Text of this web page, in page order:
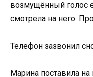
возмущённый голос
смотрела на него.
Телефон зазвонил
Марина поставила